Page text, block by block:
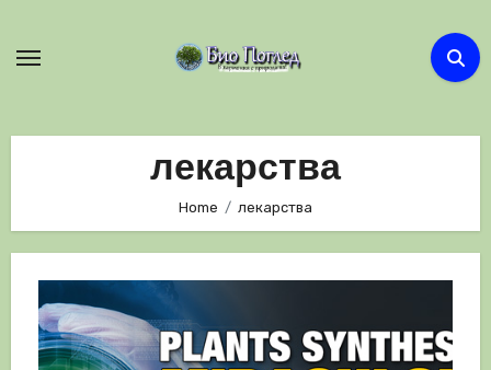
лекарства
Home лекарства